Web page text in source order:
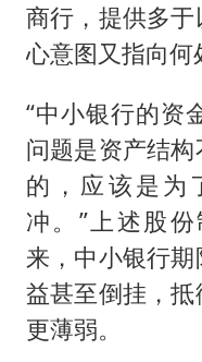
商行，提供多
心意图又指向何
“中小银行的资
问题是资产结
的，应该是为
冲。”上述股
来，中小银行
益甚至倒挂，
更薄弱。